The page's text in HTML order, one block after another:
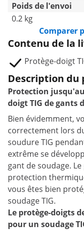
Poids de l'envoi
0.2 kg
Comparer
Contenu de la
Protège-doigt
Description du
Protection
doigt TIG de gants
Bien évidemment,
correctement lors
soudure TIG
extrême se
gant de soudage.
protection
vous êtes bien
soudage TIG.
Le protège-doigts
pour un soudage